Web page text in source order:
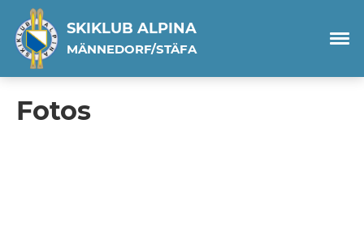
SKIKLUB ALPINA
MÄNNEDORF/STÄFA
Fotos